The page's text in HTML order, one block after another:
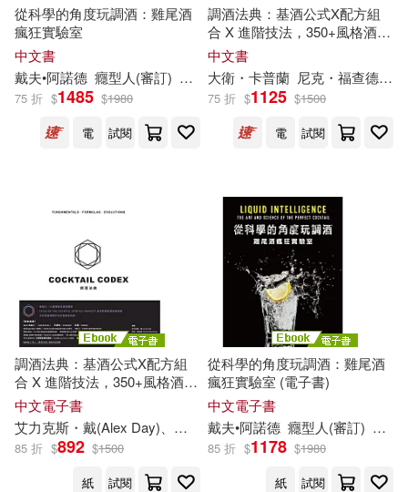
可超商取貨(6) 可海外宅配(5)
可港澳店取(4)
可新加坡店取(4)
電子書 (可複選)
適合手機平板閱讀(1)
適合平板閱讀(4)
其他 (可複選)
從科學的角度玩調酒：雞尾酒
瘋狂實驗室
中文書
戴夫•阿諾德 癮型人(審訂) 邱喜麗
75 折 $1485 $1980
電
試閱
調酒法典：基酒公式X配方組
合 X 進階技法，350+風格酒譜
全解析
中文書
大衛・卡普蘭 尼克・福查德 艾
75 折 $1125 $1500
電
試閱
調酒法典：基酒公式X配方組
合 X 進階技法，350+風格酒譜
全解析 (電子書)
中文電子書
艾力克斯・戴(Alex Day)、大衛・卡普蘭(David Kaplan)、尼克・福查德(Nick Fauchald)
85 折 $892 $1500
紙
試閱
從科學的角度玩調酒：雞尾酒
瘋狂實驗室 (電子書)
中文電子書
戴夫•阿諾德 癮型人(審訂) 邱喜
85 折 $1178 $1980
紙
試閱